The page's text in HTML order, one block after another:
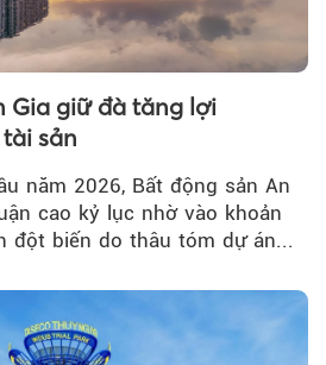
Gia giữ đà tăng lợi
sản
năm 2026, Bất động sản An
cao kỷ lục nhờ vào khoản
đột biến do thâu tóm dự án...